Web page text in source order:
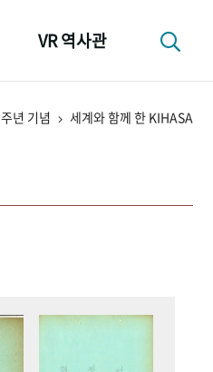
VR 역사관
주년 기념 세계와 함께 한 KIHASA